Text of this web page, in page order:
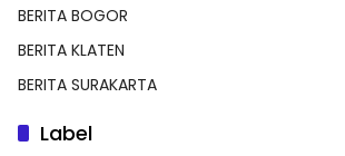
BERITA BOGOR
BERITA KLATEN
BERITA SURAKARTA
Label